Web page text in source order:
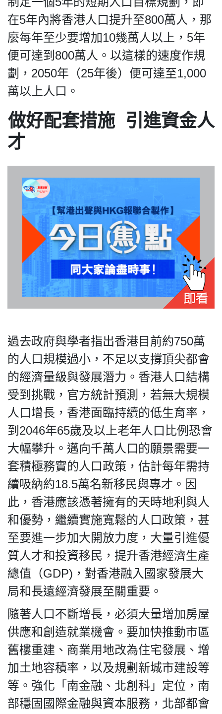
在5年內將香港人口提升至800萬人，那
麼每年至少要增加10幾萬人以上，5年
便可達到800萬人。以這樣的速度作規
劃，2050年（25年後）便可達至1,000
萬以上人口。
做好配套措施 引進資金人
才
過去政府與學者指出香港目前約750萬
的人口規模過小，不足以支撐頂尖都會
的經濟量級與發展潛力。香港人口結構
受到挑戰，官方統計預測，若無大規模
人口增長，香港面臨持續的低生育率，
到2046年65歲及以上老年人口比例恐會
大幅攀升。邁向千萬人口的願景需要一
套積極務實的人口政策，估計每年需持
續吸納約18.5萬名新移民與專才。因
此，香港應該憑著擁有的天時地利與人
和優勢，繼續實施寬鬆的人口政策，甚
至要進一步加大開放力度，大量引進優
質人才和投資移民，提升香港經濟生產
總值（GDP)，對香港融入國家發展大
局和長遠經濟發展至關重要。
隨著人口不斷增長，必須大量增加房屋
供應和創造就業機會。要加快推動市區
舊樓重建、商業用地改為住宅發展、增
加土地容積率，以及規劃新城市建設等
等。強化「南金融、北創科」定位，南
部穩固國際金融與資本服務，北部都會